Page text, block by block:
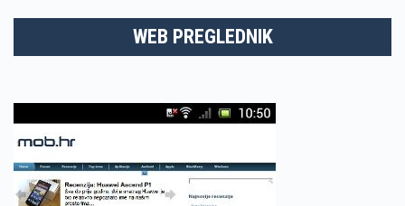
WEB PREGLEDNIK